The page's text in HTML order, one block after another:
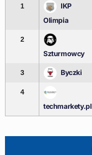
1
IKP
Olimpia
2
Szturmowcy
3 Byczki
4
techmarkety.pl